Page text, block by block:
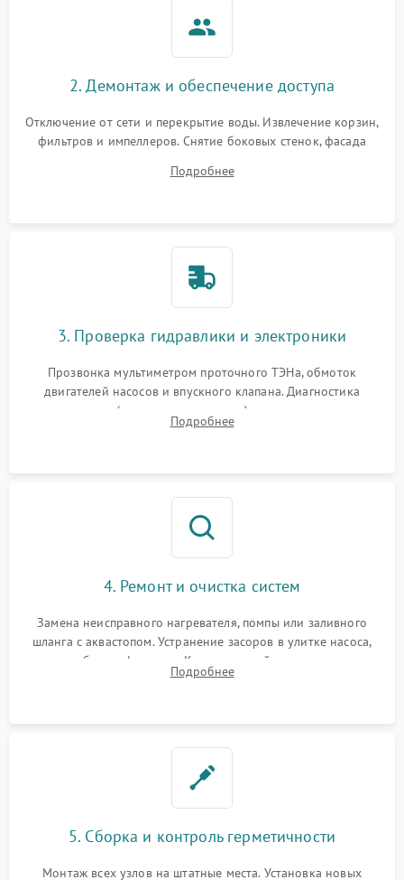
2. Демонтаж и обеспечение доступа
Отключение от сети и перекрытие воды. Извлечение корзин,
фильтров и импеллеров. Снятие боковых стенок, фасада
циркуляционному насосу, ТЭНу и сливной помпе.
Подробнее
3. Проверка гидравлики и электроники
Прозвонка мультиметром проточного ТЭНа, обмоток
двигателей насосов и впускного клапана. Диагностика
прессостата (датчика уровня воды), датчика мутности,
концевика дверцы и электронного модуля управления.
Подробнее
4. Ремонт и очистка систем
Замена неисправного нагревателя, помпы или заливного
шланга с аквастопом. Устранение засоров в улитке насоса,
патрубках и фильтрах. Компонентный ремонт платы
управления, восстановление поврежденной проводки.
Подробнее
5. Сборка и контроль герметичности
Монтаж всех узлов на штатные места. Установка новых